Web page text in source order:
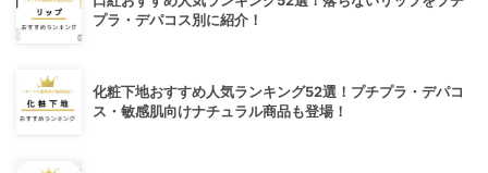
プラ・デパコス別に紹介！
化粧下地おすすめ人気ランキング52選！プチプラ・デパコ
ス・敏感肌向けナチュラル商品も登場！